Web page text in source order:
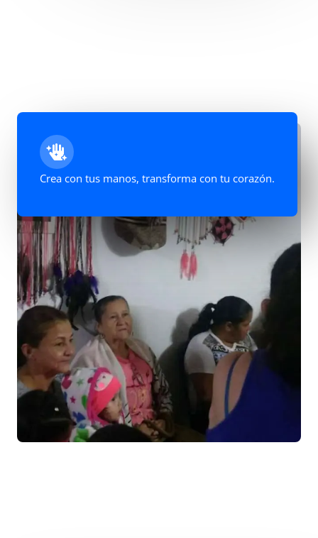
Crea con tus manos, transforma con tu corazón.